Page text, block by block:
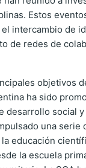
Estos
intercambio de
de redes de
objetivos
ha sido
desarrollo social
una serie
educación
la escuela